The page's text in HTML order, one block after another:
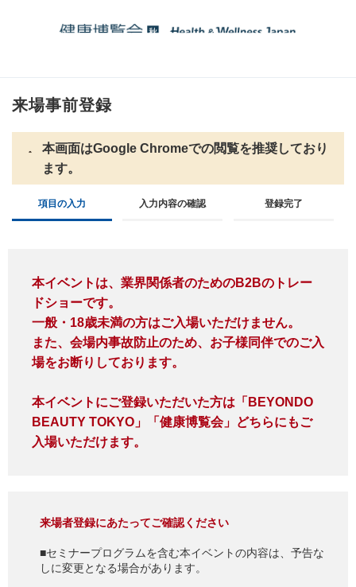
来場事前登録
本画面はGoogle Chromeでの閲覧を推奨しており
ます。
項目の入力 入力内容の確認 登録完了
本イベントは、業界関係者のためのB2Bのトレー
ドショーです。
一般・18歳未満の⽅はご⼊場いただけません。
また、会場内事故防止のため、お子様同伴でのご入
場をお断りしております。
本イベントにご登録いただいた方は「BEYONDO
BEAUTY TOKYO」「健康博覧会」どちらにもご
入場いただけます。
来場者登録にあたってご確認ください
■セミナープログラムを含む本イベントの内容は、予告な
しに変更となる場合があります。